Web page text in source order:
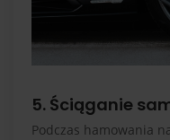
5. Ściąganie
Podczas hamowania